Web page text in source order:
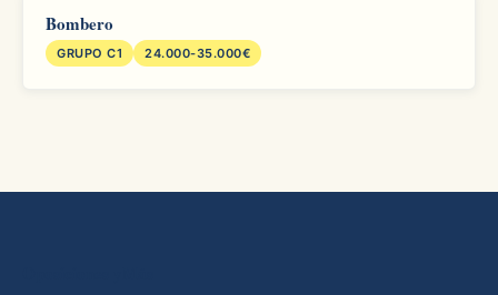
Bombero
GRUPO C1 24.000-35.000€